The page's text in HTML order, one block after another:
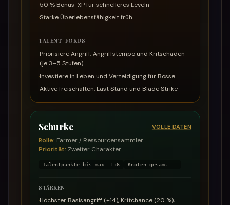
·50 % Bonus-XP für schnelleres Leveln
·Starke Überlebensfähigkeit früh
TALENT-FOKUS
·Priorisiere Angriff, Angriffstempo und Kritschaden
(je 3–5 Stufen)
·Investiere in Leben und Verteidigung für Bosse
·Aktive freischalten: Last Stand und Blade Strike
Schurke VOLLE DATEN
Rolle: Farmer / Ressourcensammler
Priorität: Zweiter Charakter
Talentpunkte bis max : 156 Knoten gesamt : —
STÄRKEN
·Höchster Basisangriff (+14), Kritchance (20 %),